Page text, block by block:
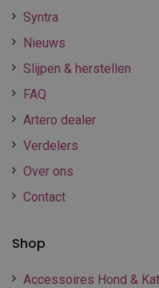
Syntra
Nieuws
Slijpen & herstellen
FAQ
Artero dealer
Verdelers
Over ons
Contact
Shop
Accessoires Hond & Kat